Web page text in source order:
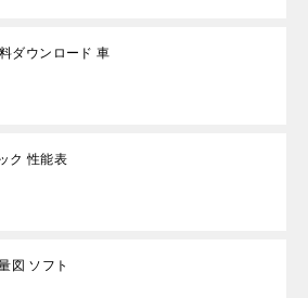
ダウンロード 車
ク 性能表
図 ソフト